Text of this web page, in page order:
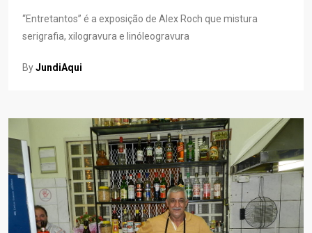
“Entretantos” é a exposição de Alex Roch que mistura
serigrafia, xilogravura e linóleogravura
ByJundiAqui